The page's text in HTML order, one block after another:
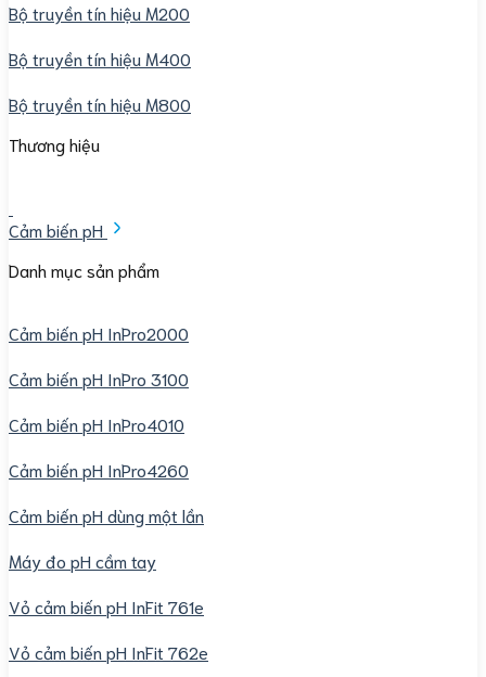
Bộ truyền tín hiệu M200
Bộ truyền tín hiệu M400
Bộ truyền tín hiệu M800
Thương hiệu
Cảm biến pH
Danh mục sản phẩm
Cảm biến pH InPro2000
Cảm biến pH InPro 3100
Cảm biến pH InPro4010
Cảm biến pH InPro4260
Cảm biến pH dùng một lần
Máy đo pH cầm tay
Vỏ cảm biến pH InFit 761e
Vỏ cảm biến pH InFit 762e